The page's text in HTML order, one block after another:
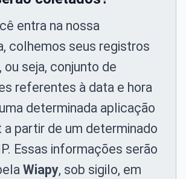
entra na nossa
colhemos seus registros
ou seja, conjunto de
referentes à data e hora
determinada aplicação
a partir de um determinado
Essas informações serão
Wiapy, sob sigilo, em